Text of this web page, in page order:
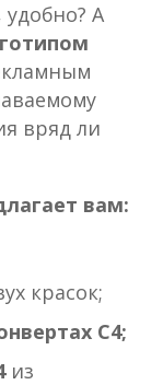
А
вряд ли
вам:
красок;
С4;
из